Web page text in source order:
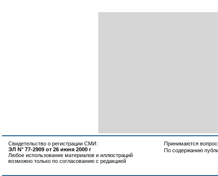
Свидетельство о регистрации СМИ:
ЭЛ N° 77-2909 от 26 июня 2000 г
Любое использование материалов и иллюстраций
возможно только по согласованию с редакцией
Принимаются
По содержанию